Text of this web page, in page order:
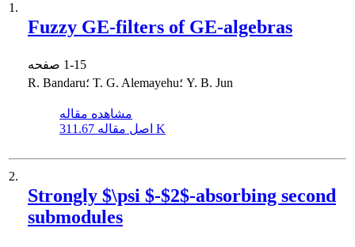
1.
Fuzzy GE-filters of GE-algebras
1-15
R. Bandaru؛ T. G. Alemayehu؛ Y. B. Jun
مشاهده مقاله
اصل مقاله 311.67 K
2.
Strongly $\psi $-$2$-absorbing second
submodules